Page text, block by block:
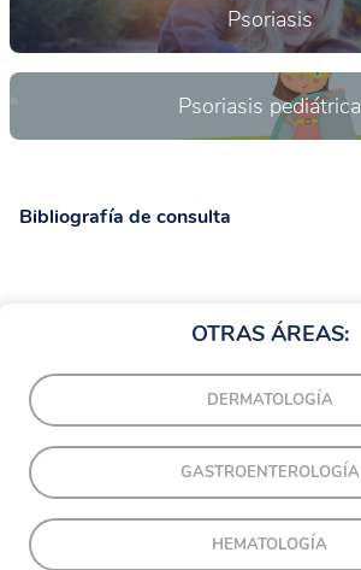
Psoriasis
Psoriasis pediátrica
Bibliografía de consulta
OTRAS ÁREAS:
DERMATOLOGÍA
GASTROENTEROLOGÍA
HEMATOLOGÍA